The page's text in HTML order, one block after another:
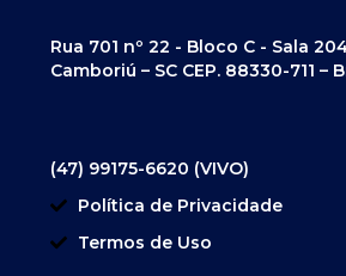
Rua 701 nº 22 - Bloco C - Sala
Camboriú – SC CEP. 88330-711 –
(47) 99175-6620 (VIVO)
Política de Privacidade
Termos de Uso